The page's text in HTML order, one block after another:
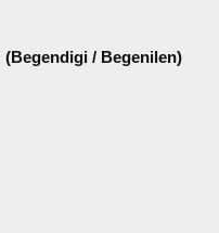
(Begendigi / Begenilen)